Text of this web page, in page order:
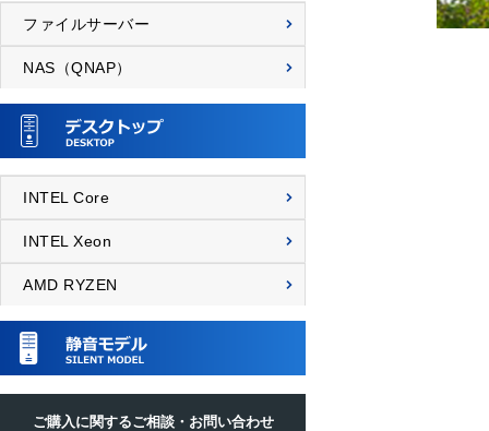
ファイルサーバー
NAS（QNAP）
INTEL Core
INTEL Xeon
AMD RYZEN
ご購入に関するご相談・お問い合わせ